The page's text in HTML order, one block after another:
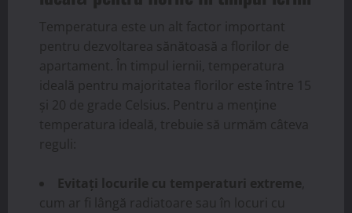
Temperatura este un alt factor important
pentru dezvoltarea sănătoasă a florilor de
apartament. În timpul iernii, temperatura
ideală pentru majoritatea florilor este între 15
și 20 de grade Celsius. Pentru a menține
temperatura ideală, trebuie să urmăm câteva
reguli:
Evitați locurile cu temperaturi extreme,
cum ar fi lângă radiatoare sau în locuri cu